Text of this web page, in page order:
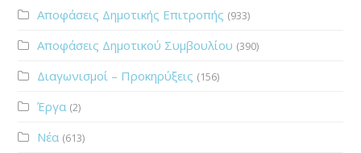
Αποφάσεις Δημοτικής Επιτροπής (933)
Αποφάσεις Δημοτικού Συμβουλίου (390)
Διαγωνισμοί – Προκηρύξεις (156)
Έργα (2)
Νέα (613)